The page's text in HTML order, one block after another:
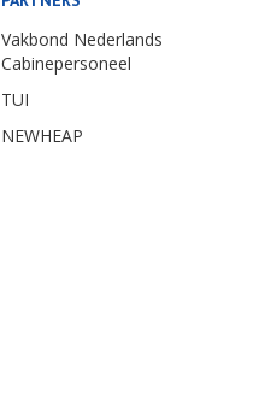
Vakbond Nederlands
Cabinepersoneel
TUI
NEWHEAP